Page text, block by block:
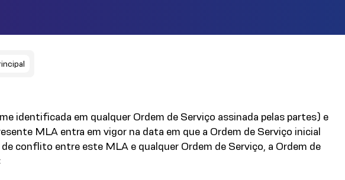
identificada em qualquer Ordem de Serviço assinada pelas partes) e
MLA entra em vigor na data em que a Ordem de Serviço inicial
de conflito entre este MLA e qualquer Ordem de Serviço, a Ordem de